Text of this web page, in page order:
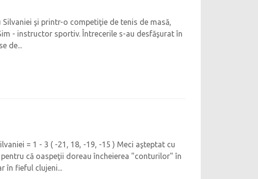
şi printr-o competiţie de tenis de masă,
- instructor sportiv. Întrecerile s-au desfăşurat în
de...
= 1 - 3 ( -21, 18, -19, -15 ) Meci aşteptat cu
că oaspeţii doreau încheierea "conturilor" în
în fieful clujeni...